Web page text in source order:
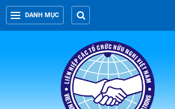
DANH MỤC